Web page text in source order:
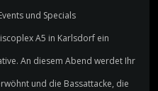
und Specials
A5 in Karlsdorf ein
An diesem Abend werdet Ihr
und die Bassattacke, die